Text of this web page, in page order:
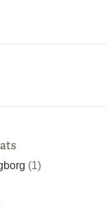
(1)